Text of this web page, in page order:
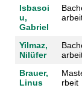
Isbasoi
u,
Gabriel
Yilmaz,
Nilüfer
Brauer,
Linus
rbeit